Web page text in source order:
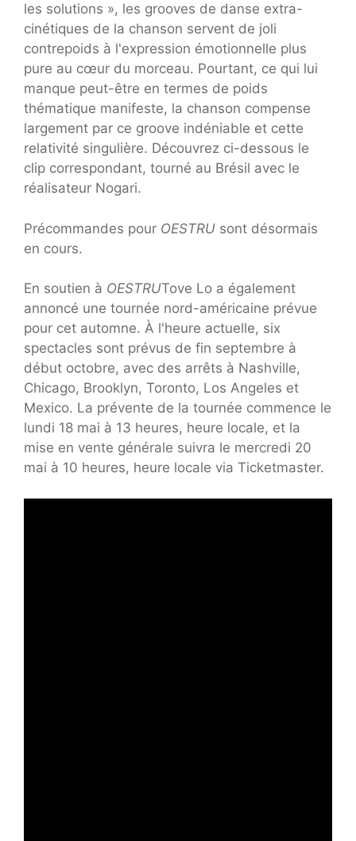
les solutions », les grooves de danse extra-
cinétiques de la chanson servent de joli
contrepoids à l'expression émotionnelle plus
pure au cœur du morceau. Pourtant, ce qui lui
manque peut-être en termes de poids
thématique manifeste, la chanson compense
largement par ce groove indéniable et cette
relativité singulière. Découvrez ci-dessous le
clip correspondant, tourné au Brésil avec le
réalisateur Nogari.
Précommandes pour OESTRU sont désormais
en cours.
En soutien à OESTRUTove Lo a également
annoncé une tournée nord-américaine prévue
pour cet automne. À l'heure actuelle, six
spectacles sont prévus de fin septembre à
début octobre, avec des arrêts à Nashville,
Chicago, Brooklyn, Toronto, Los Angeles et
Mexico. La prévente de la tournée commence le
lundi 18 mai à 13 heures, heure locale, et la
mise en vente générale suivra le mercredi 20
mai à 10 heures, heure locale via Ticketmaster.